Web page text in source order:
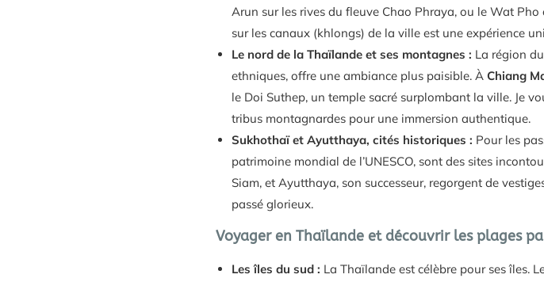
Arun sur les rives du fleuve Chao Phraya, ou le Wat
sur les canaux (khlongs) de la ville est une expérience
Le nord de la Thaïlande et ses montagnes : La région
ethniques, offre une ambiance plus paisible. À Chiang
le Doi Suthep, un temple sacré surplombant la ville. Je
tribus montagnardes pour une immersion authentique.
Sukhothaï et Ayutthaya, cités historiques : Pour les
patrimoine mondial de l’UNESCO, sont des sites
Siam, et Ayutthaya, son successeur, regorgent de
passé glorieux.
Voyager en Thaïlande et découvrir les plages
Les îles du sud : La Thaïlande est célèbre pour ses îles.